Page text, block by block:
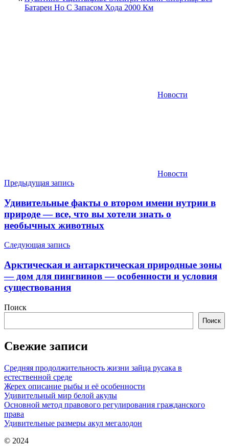
Батареи Но С Запасом Хода 2000 Км
Новости
Новости
Навигация
по
записям
Предыдущая запись
Удивительные факты о втором имени нутрии в
природе — все, что вы хотели знать о
необычных животных
Следующая запись
Арктическая и антарктическая природные зоны
— дом для пингвинов — особенности и условия
существования
Поиск
Поиск
Свежие записи
Средняя продолжительность жизни зайца русака в
естественной среде
Жерех описание рыбы и её особенности
Удивительный мир белой акулы
Основной метод правового регулирования гражданского
права
Удивительные размеры акул мегалодон
© 2024